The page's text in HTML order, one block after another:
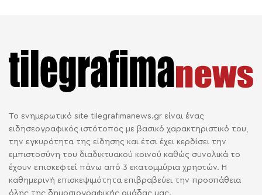
Το ενημερωτικό site tilegrafimanews.gr είναι ένας
ειδησεογραφικός ιστότοπος με βασικό χαρακτηριστικό του,
την εγκυρότητα της είδησης και έτσι έχει κερδίσει την
εμπιστοσύνη του διαδικτυακού κοινού καθώς συνολικά το
έχουν επισκεφτεί πάνω από 3 εκατομμύρια χρηστών. Η
καθημερινή επισκεψιμότητα επιβραβεύει την προσπάθεια
όλης της δημοσιογραφικής ομάδας μας.